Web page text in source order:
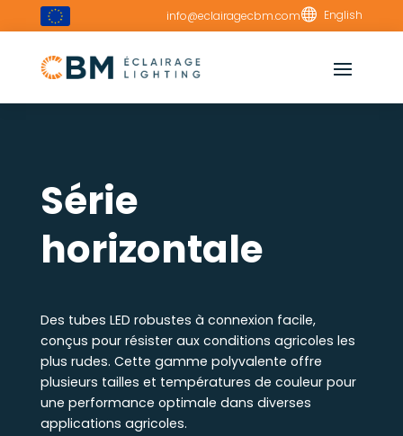
info@eclairagecbm.com English
Série
horizontale
Des tubes LED robustes à connexion facile,
conçus pour résister aux conditions agricoles les
plus rudes. Cette gamme polyvalente offre
plusieurs tailles et températures de couleur pour
une performance optimale dans diverses
applications agricoles.